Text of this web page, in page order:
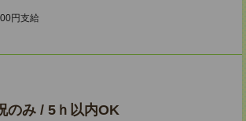
円支給
のみ / 5ｈ以内OK